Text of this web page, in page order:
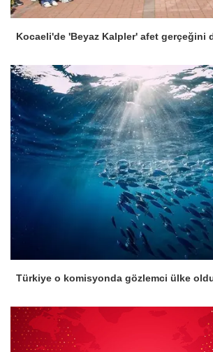
Kocaeli'de 'Beyaz Kalpler' afet gerçeğini
Türkiye o komisyonda gözlemci ülke